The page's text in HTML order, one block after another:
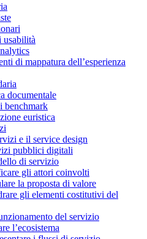
usabilità
di mappatura dell’esperienza
documentale
benchmark
euristica
e il service design
pubblici digitali
di servizio
gli attori coinvolti
la proposta di valore
gli elementi costitutivi del
del servizio
l’ecosistema